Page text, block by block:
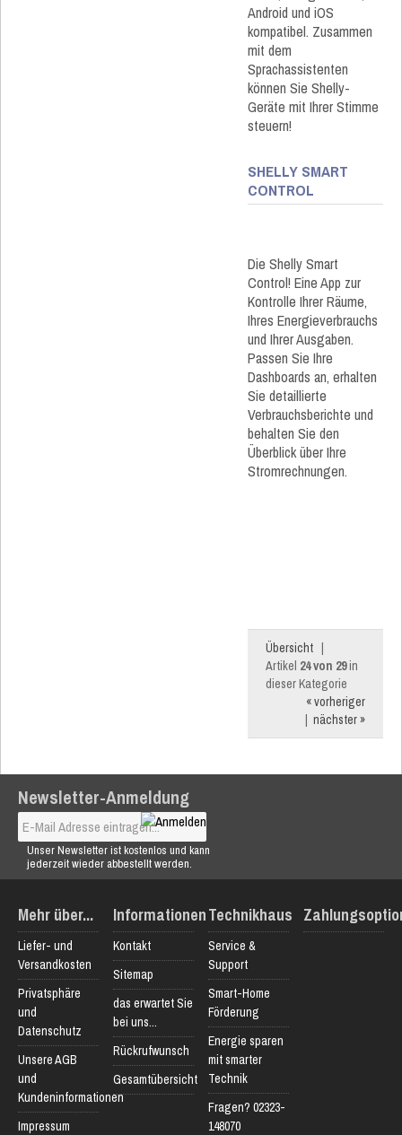
Android und iOS
kompatibel. Zusammen
mit dem
Sprachassistenten
können Sie Shelly-
Geräte mit Ihrer Stimme
steuern!
SHELLY SMART
CONTROL
Die Shelly Smart
Control! Eine App zur
Kontrolle Ihrer Räume,
Ihres Energieverbrauchs
und Ihrer Ausgaben.
Passen Sie Ihre
Dashboards an, erhalten
Sie detaillierte
Verbrauchsberichte und
behalten Sie den
Überblick über Ihre
Stromrechnungen.
Übersicht |
Artikel 24 von 29in
dieser Kategorie
« vorheriger
| nächster »
Newsletter-Anmeldung
Unser Newsletter ist kostenlos und kann
jederzeit wieder abbestellt werden.
Mehr über...
Liefer- und
Versandkosten
Privatsphäre
und
Datenschutz
Unsere AGB
und
Kundeninformationen
Impressum
Informationen
Kontakt
Sitemap
das erwartet Sie
bei uns...
Rückrufwunsch
Gesamtübersicht
Technikhaus
Service &
Support
Smart-Home
Förderung
Energie sparen
mit smarter
Technik
Fragen? 02323-
148070